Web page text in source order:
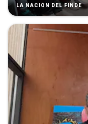
LA NACIÓN DEL FINDE